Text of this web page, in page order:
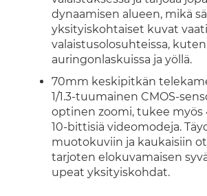
dynaamisen alueen, mikä
yksityiskohtaiset kuvat
valaistusolosuhteissa, kuten
auringonlaskuissa ja yöllä.
70mm keskipitkän
1/1.3-tuumainen CMOS-
optinen zoomi, tukee myös
10-bittisiä videomodeja.
muotokuviin ja kaukaisiin
tarjoten elokuvamaisen
upeat yksityiskohdat.